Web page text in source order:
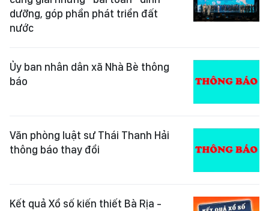
dưỡng, góp phần phát triển đất
nước
Ủy ban nhân dân xã Nhà Bè thông
báo
Văn phòng luật sư Thái Thanh Hải
thông báo thay đổi
Kết quả Xổ số kiến thiết Bà Rịa -